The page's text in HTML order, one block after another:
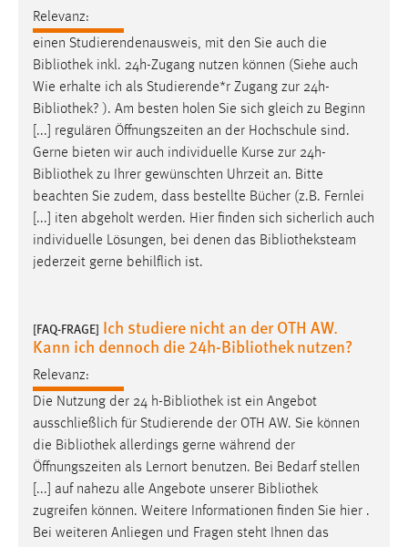
Relevanz:
einen Studierendenausweis, mit den Sie auch die
Bibliothek inkl. 24h-Zugang nutzen können (Siehe auch
Wie erhalte ich als Studierende*r Zugang zur 24h-
Bibliothek? ). Am besten holen Sie sich gleich zu Beginn
[...] regulären Öffnungszeiten an der Hochschule sind.
Gerne bieten wir auch individuelle Kurse zur 24h-
Bibliothek zu Ihrer gewünschten Uhrzeit an. Bitte
beachten Sie zudem, dass bestellte Bücher (z.B. Fernlei
[...] iten abgeholt werden. Hier finden sich sicherlich auch
individuelle Lösungen, bei denen das Bibliotheksteam
jederzeit gerne behilflich ist.
[FAQ-FRAGE] Ich studiere nicht an der OTH AW.
Kann ich dennoch die 24h-Bibliothek nutzen?
Relevanz:
Die Nutzung der 24 h-Bibliothek ist ein Angebot
ausschließlich für Studierende der OTH AW. Sie können
die Bibliothek allerdings gerne während der
Öffnungszeiten als Lernort benutzen. Bei Bedarf stellen
[...] auf nahezu alle Angebote unserer Bibliothek
zugreifen können. Weitere Informationen finden Sie hier .
Bei weiteren Anliegen und Fragen steht Ihnen das